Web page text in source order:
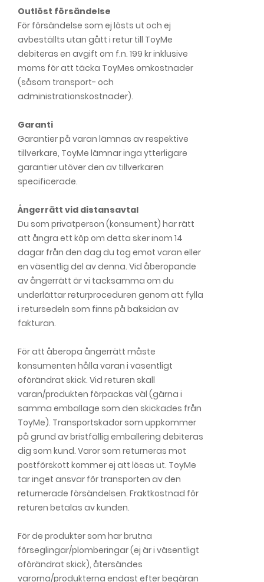
Outlöst försändelse
För försändelse som ej lösts ut och ej
avbeställts utan gått i retur till ToyMe
debiteras en avgift om f.n. 199 kr inklusive
moms för att täcka ToyMes omkostnader
(såsom transport- och
administrationskostnader).
Garanti
Garantier på varan lämnas av respektive
tillverkare, ToyMe lämnar inga ytterligare
garantier utöver den av tillverkaren
specificerade.
Ångerrätt vid distansavtal
Du som privatperson (konsument) har rätt
att ångra ett köp om detta sker inom 14
dagar från den dag du tog emot varan eller
en väsentlig del av denna. Vid åberopande
av ångerrätt är vi tacksamma om du
underlättar returproceduren genom att fylla
i retursedeln som finns på baksidan av
fakturan.
För att åberopa ångerrätt måste
konsumenten hålla varan i väsentligt
oförändrat skick. Vid returen skall
varan/produkten förpackas väl (gärna i
samma emballage som den skickades från
ToyMe). Transportskador som uppkommer
på grund av bristfällig emballering debiteras
dig som kund. Varor som returneras mot
postförskott kommer ej att lösas ut. ToyMe
tar inget ansvar för transporten av den
returnerade försändelsen. Fraktkostnad för
returen betalas av kunden.
För de produkter som har brutna
förseglingar/plomberingar (ej är i väsentligt
oförändrat skick), återsändes
varorna/produkterna endast efter begäran